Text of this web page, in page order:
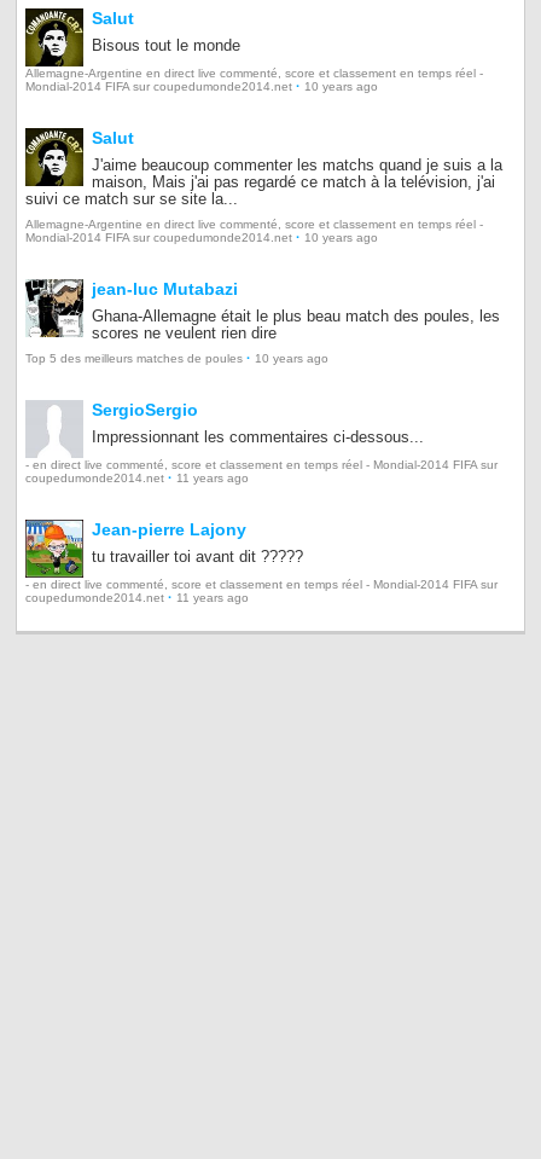
Salut
Bisous tout le monde
Allemagne-Argentine en direct live commenté, score et classement en temps réel -
Mondial-2014 FIFA sur coupedumonde2014.net · 10 years ago
Salut
J'aime beaucoup commenter les matchs quand je suis a la
maison, Mais j'ai pas regardé ce match à la telévision, j'ai
suivi ce match sur se site la...
Allemagne-Argentine en direct live commenté, score et classement en temps réel -
Mondial-2014 FIFA sur coupedumonde2014.net · 10 years ago
jean-luc Mutabazi
Ghana-Allemagne était le plus beau match des poules, les
scores ne veulent rien dire
Top 5 des meilleurs matches de poules · 10 years ago
SergioSergio
Impressionnant les commentaires ci-dessous...
- en direct live commenté, score et classement en temps réel - Mondial-2014 FIFA sur
coupedumonde2014.net · 11 years ago
Jean-pierre Lajony
tu travailler toi avant dit ?????
- en direct live commenté, score et classement en temps réel - Mondial-2014 FIFA sur
coupedumonde2014.net · 11 years ago